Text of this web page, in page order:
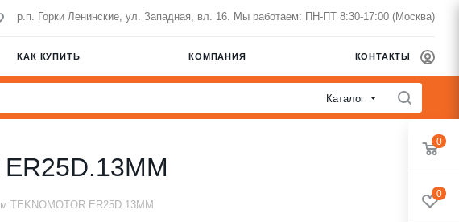
р.п. Горки Ленинские, ул. Западная, вл. 16. Мы работаем: ПН-ПТ 8:30-17:00 (Москва)
КАК КУПИТЬ КОМПАНИЯ КОНТАКТЫ
Каталог
TEKNOMOTOR ER25D.13MM
0
0